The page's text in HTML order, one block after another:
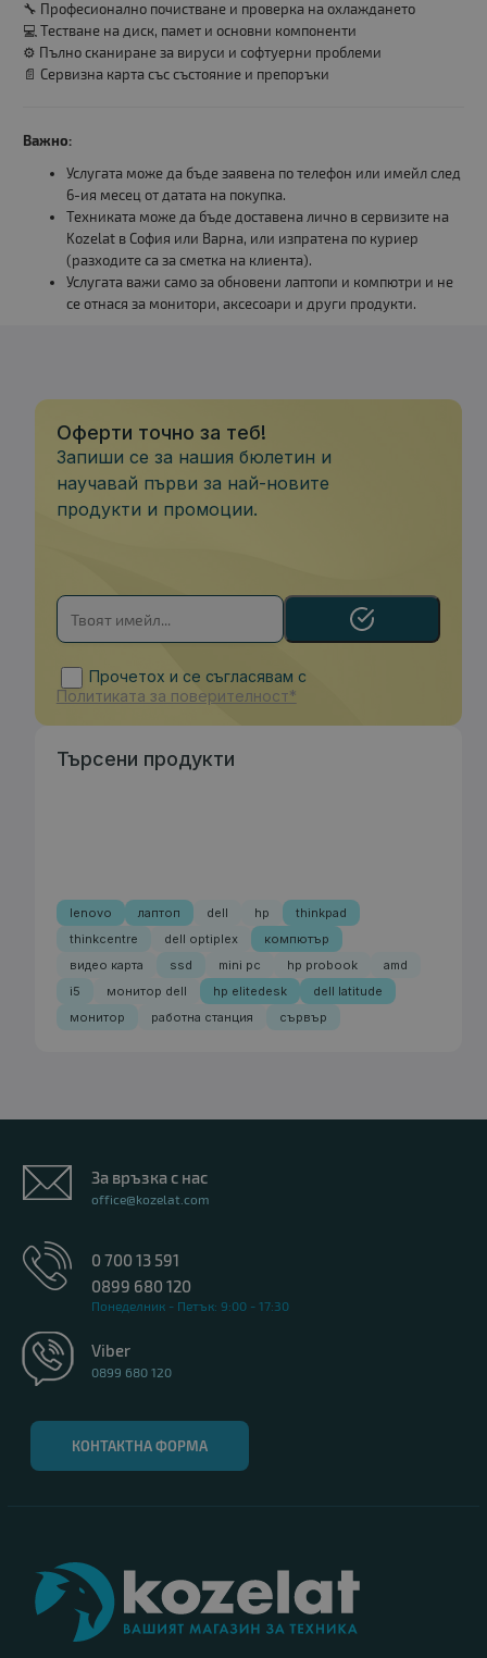
🔧 Професионално почистване и проверка на охлаждането
💻 Тестване на диск, памет и основни компоненти
⚙️ Пълно сканиране за вируси и софтуерни проблеми
📄 Сервизна карта със състояние и препоръки
Важно:
Услугата може да бъде заявена по телефон или имейл след
6-ия месец от датата на покупка.
Техниката може да бъде доставена лично в сервизите на
Kozelat в София или Варна, или изпратена по куриер
(разходите са за сметка на клиента).
Услугата важи само за обновени лаптопи и компютри и не
се отнася за монитори, аксесоари и други продукти.
Оферти точно за теб!
Запиши се за нашия бюлетин и
научавай първи за най-новите
продукти и промоции.
Прочетох и се съгласявам с
Политиката за поверителност*
Търсени продукти
lenovo лаптоп dell hp
thinkpad
thinkcentre
dell optiplex
компютър
видео карта
ssd mini pc hp probook
amd
i5
монитор dell hp elitedesk
dell latitude
монитор
работна станция сървър
За връзка с нас
office@kozelat.com
0 700 13 591
0899 680 120
Понеделник - Петък: 9:00 - 17:30
Viber
0899 680 120
КОНТАКТНА ФОРМА